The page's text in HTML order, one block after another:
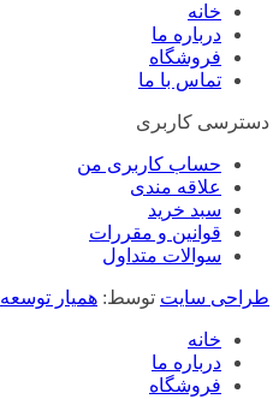
خانه
درباره ما
فروشگاه
تماس با ما
دسترسی کاربری
حساب کاربری من
علاقه مندی
سبد خرید
قوانین و مقررات
سوالات متداول
طراحی سایت توسط: همیار توسعه
خانه
درباره ما
فروشگاه